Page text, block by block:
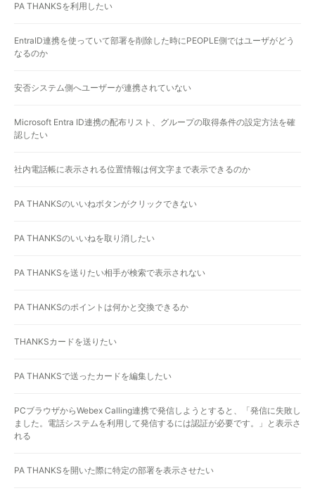
PA THANKSを利用したい
EntraID連携を使っていて部署を削除した時にPEOPLE側ではユーザがどう
なるのか
安否システム側へユーザーが連携されていない
Microsoft Entra ID連携の配布リスト、グループの取得条件の設定方法を確
認したい
社内電話帳に表示される位置情報は何文字まで表示できるのか
PA THANKSのいいねボタンがクリックできない
PA THANKSのいいねを取り消したい
PA THANKSを送りたい相手が検索で表示されない
PA THANKSのポイントは何かと交換できるか
THANKSカードを送りたい
PA THANKSで送ったカードを編集したい
PCブラウザからWebex Calling連携で発信しようとすると、「発信に失敗し
ました。電話システムを利用して発信するには認証が必要です。」と表示さ
れる
PA THANKSを開いた際に特定の部署を表示させたい